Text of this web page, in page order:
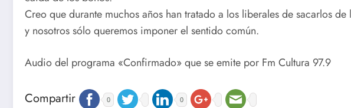
Creo que durante muchos años han tratado a los liberales de sacarlos
y nosotros sólo queremos imponer el sentido común.
Audio del programa «Confirmado» que se emite por Fm Cultura 97.9
Compartir 0 0